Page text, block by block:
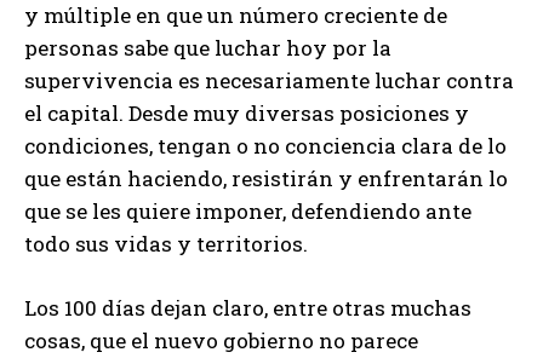
y múltiple en que un número creciente de
personas sabe que luchar hoy por la
supervivencia es necesariamente luchar contra
el capital. Desde muy diversas posiciones y
condiciones, tengan o no conciencia clara de lo
que están haciendo, resistirán y enfrentarán lo
que se les quiere imponer, defendiendo ante
todo sus vidas y territorios.
Los 100 días dejan claro, entre otras muchas
cosas, que el nuevo gobierno no parece